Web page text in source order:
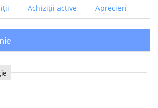
Achiziții active Aprecieri